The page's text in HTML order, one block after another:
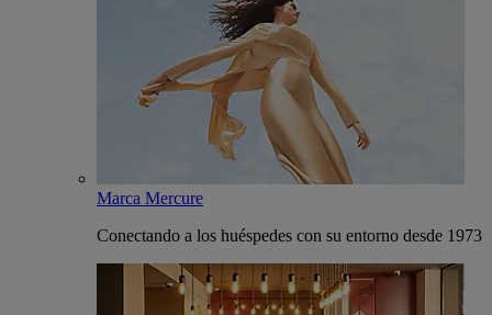
Marca Mercure
Conectando a los huéspedes con su entorno desde 1973